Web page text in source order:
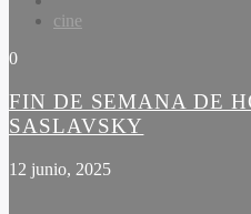
cine
0
FIN DE SEMANA DE
SASLAVSKY
12 junio, 2025